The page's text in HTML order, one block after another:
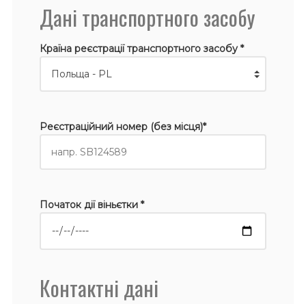
Дані транспортного засобу
Країна реєстрації транспортного засобу *
Реєстраційний номер (без місця)*
Початок дії віньєтки *
Контактні дані